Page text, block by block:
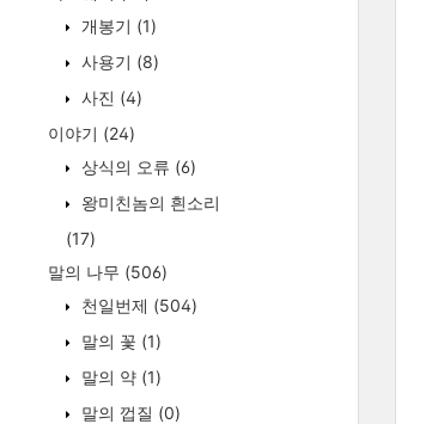
개봉기 (1)
사용기 (8)
사진 (4)
이야기 (24)
상식의 오류 (6)
왕미친놈의 흰소리
(17)
말의 나무 (506)
천일번제 (504)
말의 꽃 (1)
말의 약 (1)
말의 껍질 (0)